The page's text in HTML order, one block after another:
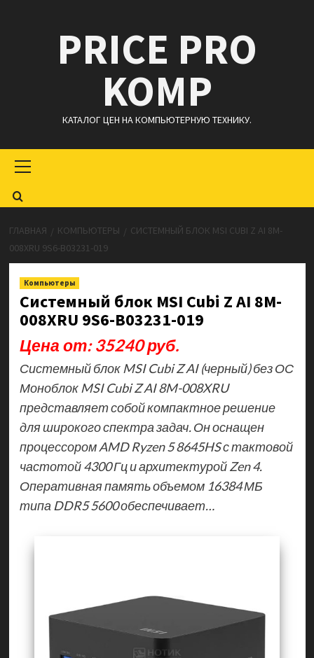
содержимомуPRICE PRO
KOMP
КАТАЛОГ ЦЕН НА КОМПЬЮТЕРНУЮ ТЕХНИКУ.
меню
ГЛАВНАЯ КОМПЬЮТЕРЫ
СИСТЕМНЫЙ БЛОК MSI CUBI Z AI 8M-
008XRU 9S6-B03231-019
Компьютеры
Системный блок MSI Cubi Z AI 8M-
008XRU 9S6-B03231-019
Цена от: 35240 руб.
Системный блок MSI Cubi Z AI (черный) без ОС
Моноблок MSI Cubi Z AI 8M-008XRU
представляет собой компактное решение
для широкого спектра задач. Он оснащен
процессором AMD Ryzen 5 8645HS с тактовой
частотой 4300 Гц и архитектурой Zen 4.
Оперативная память объемом 16384 МБ
типа DDR5 5600 обеспечивает…